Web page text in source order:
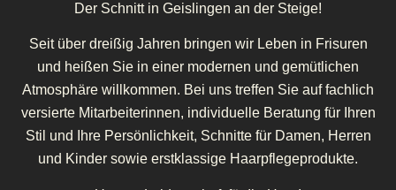
Der Schnitt in Geislingen an der Steige!
Seit über dreißig Jahren bringen wir Leben in Frisuren
und heißen Sie in einer modernen und gemütlichen
Atmosphäre willkommen. Bei uns treffen Sie auf fachlich
versierte Mitarbeiterinnen, individuelle Beratung für Ihren
Stil und Ihre Persönlichkeit, Schnitte für Damen, Herren
und Kinder sowie erstklassige Haarpflegeprodukte.